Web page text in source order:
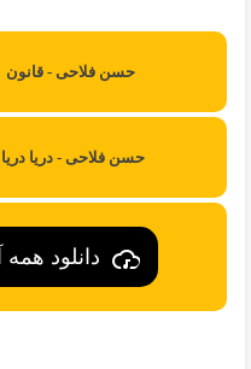
حسن فلاحی - قانون
حسن فلاحی - دریا دریا
دانلود